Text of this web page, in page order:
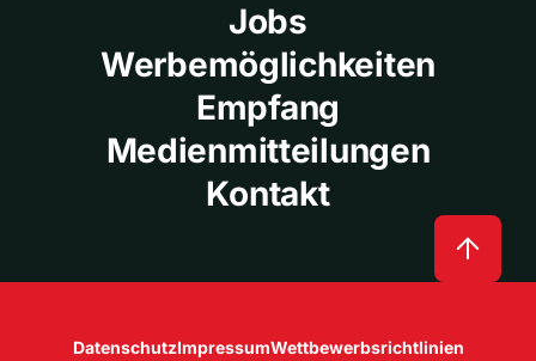
Jobs
Werbemöglichkeiten
Empfang
Medienmitteilungen
Kontakt
DatenschutzImpressumWettbewerbsrichtlinien